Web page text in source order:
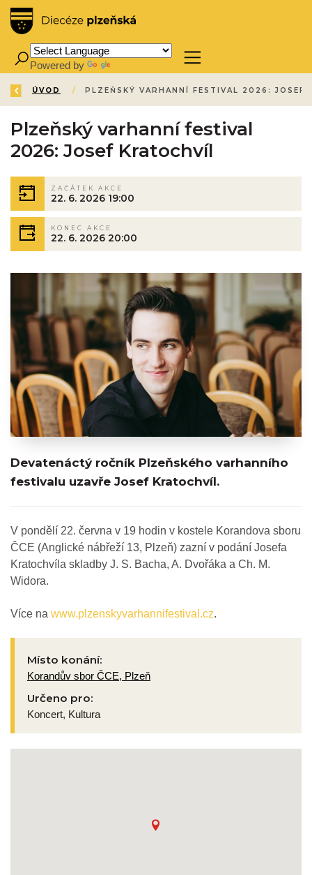
Powered by
ZPĚT
ÚVOD /
Plzeňský varhanní festival
2026: Josef Kratochvíl
ZAČÁTEK AKCE
22. 6. 2026 19:00
KONEC AKCE
22. 6. 2026 20:00
Devatenáctý ročník Plzeňského varhanního
festivalu uzavře Josef Kratochvíl.
V pondělí 22. června v 19 hodin v kostele Korandova sboru
ČCE (Anglické nábřeží 13, Plzeň) zazní v podání Josefa
Kratochvíla skladby J. S. Bacha, A. Dvořáka a Ch. M.
Widora.
Více na www.plzenskyvarhannifestival.cz.
Místo konání:
Korandův sbor ČCE, Plzeň
Určeno pro:
Koncert, Kultura